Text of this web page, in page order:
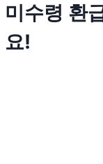
미수령 환
요!